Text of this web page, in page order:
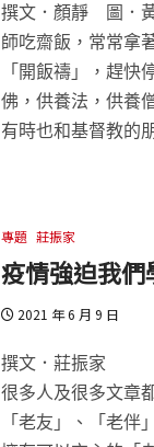
撰文．顏靜 圖．
師吃齋飯，常常拿
「開飯禱」，趕
佛，供養法，供養
有時也和基督教的
專題 莊振家
疫情強迫我
2021 年 6 月 9 日
撰文．莊振家
很多人及很多文章
「老友」、「老伴